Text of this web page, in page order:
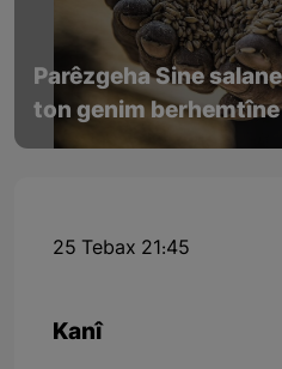
Parêzgeha Sine
ton genim berhemtîne
25 Tebax 21:45
Kanî